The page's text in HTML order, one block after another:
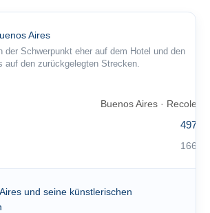
Aires
der Schwerpunkt eher auf dem Hotel und den
auf den zurückgelegten Strecken.
Buenos Aires · Recoleta
497 €
166 €
und seine künstlerischen